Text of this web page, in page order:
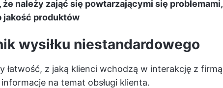
że należy zająć się powtarzającymi się
jakość produktów
wysiłku niestandardowego
łatwość, z jaką klienci wchodzą w interakcję z
na temat obsługi klienta.